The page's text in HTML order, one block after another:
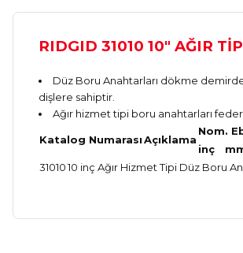
RIDGID 31010 10" AĞIR
Düz Boru Anahtarları dökme
dişlere sahiptir.
Ağır hizmet tipi boru anahtarları
Katalog NumarasıAçıklama
Nom.
inç
3101010 inç Ağır Hizmet Tipi Düz Boru